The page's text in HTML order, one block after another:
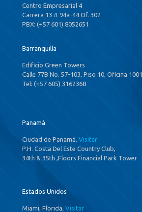
Centro Empresarial 4
Carrera 13 # 94a-44 Of. 302
PBX: (+57 601) 8052651
Barranquilla
Edificio Green Towers
Calle 77B No. 57-103, Piso 10, Oficina 1001
Tel: (+57 605) 3162368
Panamá
Ciudad de Panamá, Visitar
P.H. Costa Del Este Country Club,
34th & 35th ,Floors Financial Park Tower
Estados Unidos
Miami, Florida, Visitar